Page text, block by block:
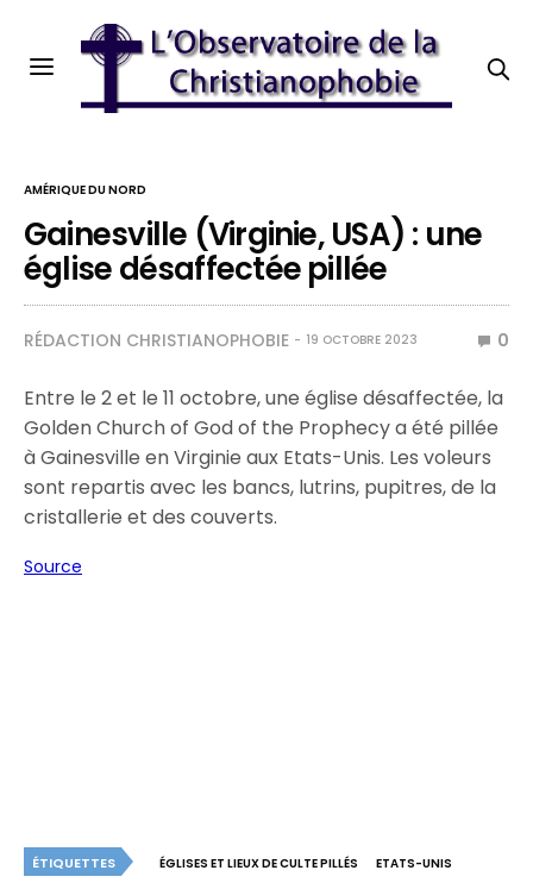
AMÉRIQUE DU NORD
Gainesville (Virginie, USA) : une
église désaffectée pillée
RÉDACTION CHRISTIANOPHOBIE 19 OCTOBRE 2023 0
Entre le 2 et le 11 octobre, une église désaffectée, la
Golden Church of God of the Prophecy a été pillée
à Gainesville en Virginie aux Etats-Unis. Les voleurs
sont repartis avec les bancs, lutrins, pupitres, de la
cristallerie et des couverts.
Source
ÉTIQUETTES ÉGLISES ET LIEUX DE CULTE PILLÉS
ETATS-UNIS